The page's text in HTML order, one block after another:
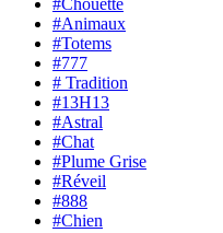
#Animaux
#Totems
#777
# Tradition
#13H13
#Astral
#Chat
#Plume Grise
#Réveil
#888
#Chien